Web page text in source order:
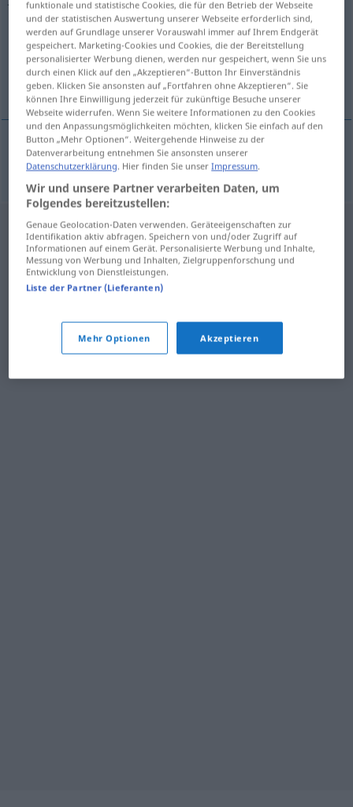
Übersicht aller Übersetzungen
(Für mehr Details die Übersetzung anklicken/antippen)
Camino de Santiago
CaminomdeSantiago Jakobsweg
funktionale und statistische Cookies, die für den Betrieb der Webseite
und der statistischen Auswertung unserer Webseite erforderlich sind,
werden auf Grundlage unserer Vorauswahl immer auf Ihrem Endgerät
gespeichert. Marketing-Cookies und Cookies, die der Bereitstellung
personalisierter Werbung dienen, werden nur gespeichert, wenn Sie uns
durch einen Klick auf den „Akzeptieren“-Button Ihr Einverständnis
geben. Klicken Sie ansonsten auf „Fortfahren ohne Akzeptieren“. Sie
können Ihre Einwilligung jederzeit für zukünftige Besuche unserer
Webseite widerrufen. Wenn Sie weitere Informationen zu den Cookies
und den Anpassungsmöglichkeiten möchten, klicken Sie einfach auf den
Button „Mehr Optionen“. Weitergehende Hinweise zu der
Datenverarbeitung entnehmen Sie ansonsten unserer
Datenschutzerklärung. Hier finden Sie unserImpressum.
Wir und unsere Partner verarbeiten Daten, um
Folgendes bereitzustellen:
Genaue Geolocation-Daten verwenden. Geräteeigenschaften zur
Identifikation aktiv abfragen. Speichern von und/oder Zugriff auf
Informationen auf einem Gerät. Personalisierte Werbung und Inhalte,
Messung von Werbung und Inhalten, Zielgruppenforschung und
Entwicklung von Dienstleistungen.
Liste der Partner (Lieferanten)
Mehr Optionen Akzeptieren